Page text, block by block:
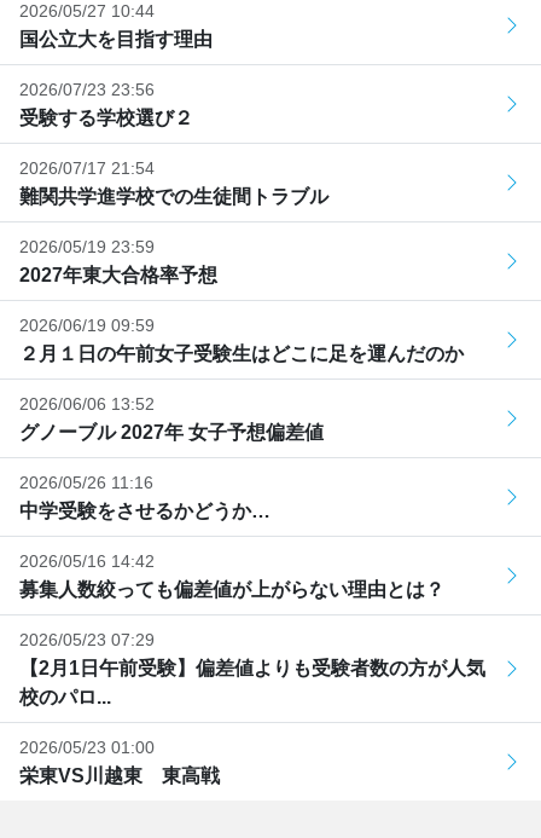
2026/05/27 10:44
国公立大を目指す理由
2026/07/23 23:56
受験する学校選び２
2026/07/17 21:54
難関共学進学校での生徒間トラブル
2026/05/19 23:59
2027年東大合格率予想
2026/06/19 09:59
２月１日の午前女子受験生はどこに足を運んだのか
2026/06/06 13:52
グノーブル 2027年 女子予想偏差値
2026/05/26 11:16
中学受験をさせるかどうか…
2026/05/16 14:42
募集人数絞っても偏差値が上がらない理由とは？
2026/05/23 07:29
【2月1日午前受験】偏差値よりも受験者数の方が人気
校のパロ...
2026/05/23 01:00
栄東VS川越東 東高戦